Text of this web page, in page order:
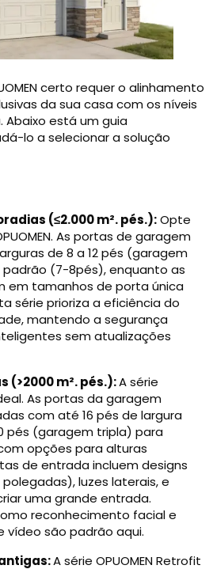
certo requer o alinhamento
da sua casa com os níveis
está um guia
lo a selecionar a solução
(≤2.000 m². pés.):Opte
As portas de garagem
de 8 a 12 pés (garagem
(7-8pés), enquanto as
em tamanhos de porta única
série prioriza a eficiência do
mantendo a segurança
sem atualizações
(>2000 m². pés.):A série
As portas da garagem
com até 16 pés de largura
pés (garagem tripla) para
opções para alturas
de entrada incluem designs
luzes laterais, e
uma grande entrada.
reconhecimento facial e
vídeo são padrão aqui.
A série OPUOMEN Retrofit